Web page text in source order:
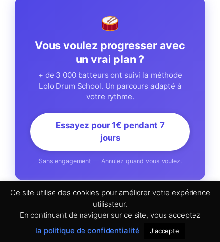
Vous voulez progresser avec
un vrai plan ?
+ de 3 000 batteurs ont suivi la méthode
Lolo Drum School. Un parcours adapté à
votre rythme.
Essayez pour 1€ pendant 7
jours
Sans engagement — Annulez quand vous voulez.
Générales de Vente-Politique de confidentialité
Ce site utilise des cookies pour améliorer votre expérience
utilisateur.
En continuant de naviguer sur ce site, vous acceptez
la politique de confidentialité
J'accepte